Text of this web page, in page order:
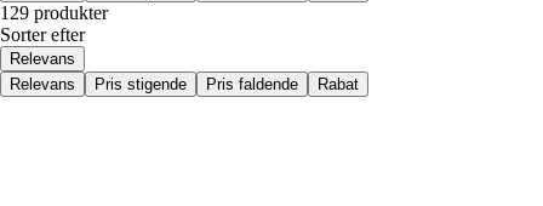
129 produkter
Sorter efter
Relevans
Relevans
Pris stigende Pris faldende Rabat